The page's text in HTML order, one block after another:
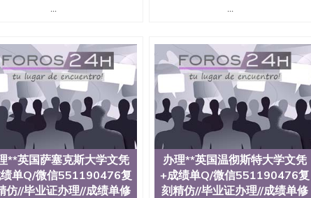
圣何塞州立大学结业证（San Jose State University）圣何塞州
圣何塞州立大学结业证（San Jose State University）圣何塞州
圣何塞州立大学学位证（San Jose State University）圣何塞州
）圣何塞州立大学学历证书（San Jose State University）圣何
）澳洲读书未毕业找人做文凭学位qq微信551190476澳洲
证书/澳洲读本科硕士做文凭/购买澳洲大学毕业证成绩单假文凭
洲读书未毕业找人做文凭学位qq微信551190476澳洲读CQU中
洲读本科硕士做文凭/购买澳洲大学毕业证成绩单假文凭学历办
复刻精仿//毕业证办理//成绩单修改//文凭【留信认证】
，线上购买*根据学校原版1：1 制作，做留信网认证（可查）
... ...
**英国萨塞克斯大学文凭
单Q/微信551190476复
仿//毕业证办理//成绩单修
办理**英国温彻斯特大学文凭
+成绩单Q/微信551190476复
刻精仿//毕业证办理//成绩单修